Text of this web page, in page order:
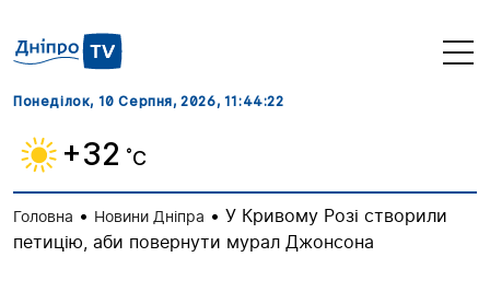
Понеділок, 10 Серпня, 2026, 11:44:23
+32 ˚C
Головна • Новини Дніпра • У Кривому Розі створили
петицію, аби повернути мурал Джонсона